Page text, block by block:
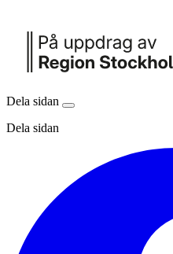
Dela sidan
Dela sidan